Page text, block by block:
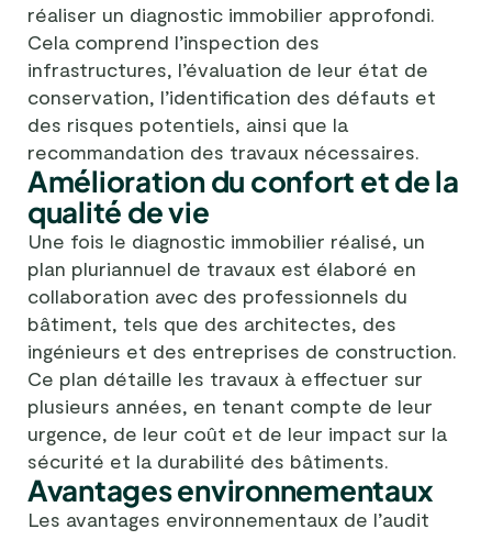
réaliser un diagnostic immobilier approfondi.
Cela comprend l’inspection des
infrastructures, l’évaluation de leur état de
conservation, l’identification des défauts et
des risques potentiels, ainsi que la
recommandation des travaux nécessaires.
Amélioration du confort et de la
qualité de vie
Une fois le diagnostic immobilier réalisé, un
plan pluriannuel de travaux est élaboré en
collaboration avec des professionnels du
bâtiment, tels que des architectes, des
ingénieurs et des entreprises de construction.
Ce plan détaille les travaux à effectuer sur
plusieurs années, en tenant compte de leur
urgence, de leur coût et de leur impact sur la
sécurité et la durabilité des bâtiments.
Avantages environnementaux
Les avantages environnementaux de l’audit